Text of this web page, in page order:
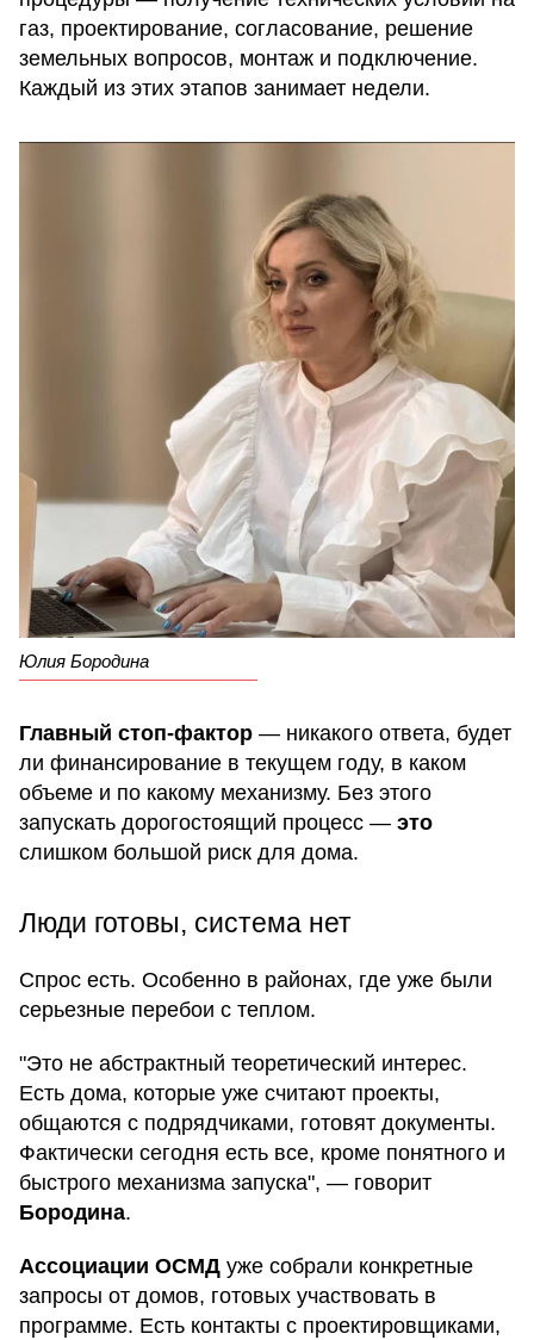
газ, проектирование, согласование, решение
земельных вопросов, монтаж и подключение.
Каждый из этих этапов занимает недели.
Юлия Бородина
Главный стоп-фактор — никакого ответа, будет
ли финансирование в текущем году, в каком
объеме и по какому механизму. Без этого
запускать дорогостоящий процесс — это
слишком большой риск для дома.
Люди готовы, система нет
Спрос есть. Особенно в районах, где уже были
серьезные перебои с теплом.
"Это не абстрактный теоретический интерес.
Есть дома, которые уже считают проекты,
общаются с подрядчиками, готовят документы.
Фактически сегодня есть все, кроме понятного и
быстрого механизма запуска", — говорит
Бородина.
Ассоциации ОСМД уже собрали конкретные
запросы от домов, готовых участвовать в
программе. Есть контакты с проектировщиками,